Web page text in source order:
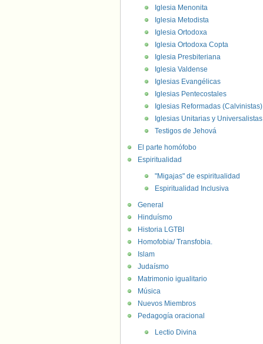
Iglesia Menonita
Iglesia Metodista
Iglesia Ortodoxa
Iglesia Ortodoxa Copta
Iglesia Presbiteriana
Iglesia Valdense
Iglesias Evangélicas
Iglesias Pentecostales
Iglesias Reformadas (Calvinistas)
Iglesias Unitarias y Universalistas
Testigos de Jehová
El parte homófobo
Espiritualidad
"Migajas" de espiritualidad
Espiritualidad Inclusiva
General
Hinduísmo
Historia LGTBI
Homofobia/ Transfobia.
Islam
Judaísmo
Matrimonio igualitario
Música
Nuevos Miembros
Pedagogía oracional
Lectio Divina